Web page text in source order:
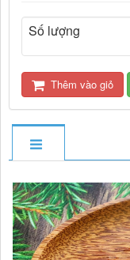
Số lượng
Thêm vào giỏ